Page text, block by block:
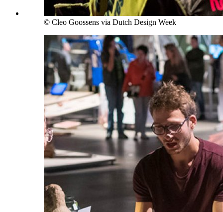
© Cleo Goossens via Dutch Design Week